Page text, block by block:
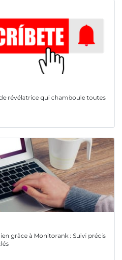
révélatrice qui chamboule toutes
grâce à Monitorank : Suivi précis